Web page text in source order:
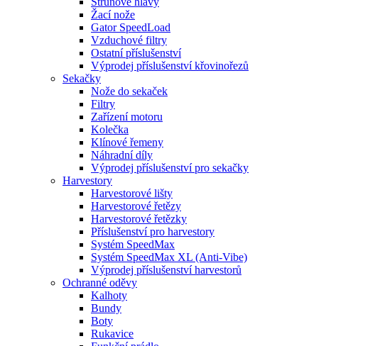
Žací nože
Gator SpeedLoad
Vzduchové filtry
Ostatní příslušenství
Výprodej příslušenství křovinořezů
Sekačky
Nože do sekaček
Filtry
Zařízení motoru
Kolečka
Klínové řemeny
Náhradní díly
Výprodej příslušenství pro sekačky
Harvestory
Harvestorové lišty
Harvestorové řetězy
Harvestorové řetězky
Příslušenství pro harvestory
Systém SpeedMax
Systém SpeedMax XL (Anti-Vibe)
Výprodej příslušenství harvestorů
Ochranné oděvy
Kalhoty
Bundy
Boty
Rukavice